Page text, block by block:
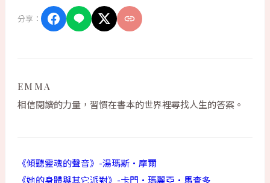
分享：
EMMA
相信閱讀的力量，習慣在書本的世界裡尋找人生的答案。
《傾聽靈魂的聲音》-湯瑪斯·摩爾
《她的身體與其它派對》-卡門·瑪麗亞·馬查多